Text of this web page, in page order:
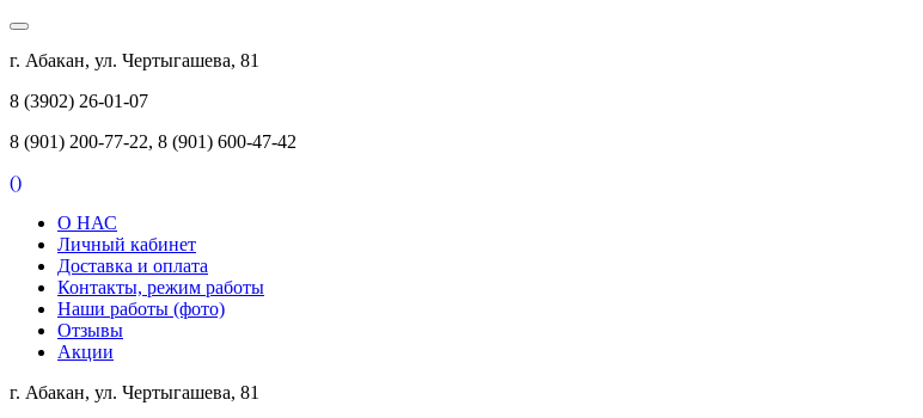
г. Абакан, ул. Чертыгашева, 81
8 (3902) 26-01-07
8 (901) 200-77-22, 8 (901) 600-47-42
()
О НАС
Личный кабинет
Доставка и оплата
Контакты, режим работы
Наши работы (фото)
Отзывы
Акции
г. Абакан, ул. Чертыгашева, 81